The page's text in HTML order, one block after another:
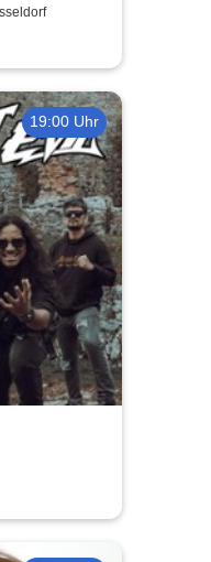
19:00 Uhr